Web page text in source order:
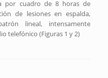
por cuadro de 8 horas de
de lesiones en espalda,
lineal, intensamente
telefónico (Figuras 1 y 2)